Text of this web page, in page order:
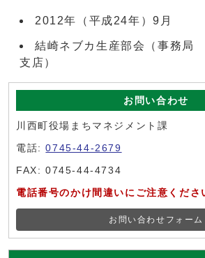
2012年（平成24年）9月
結崎ネブカ生産部会（事務局
支店）
お問い合わせ
川西町役場まちマネジメント課
電話:0745-44-2679
FAX: 0745-44-4734
電話番号のかけ間違いにご注意くださ
お問い合わせフォーム